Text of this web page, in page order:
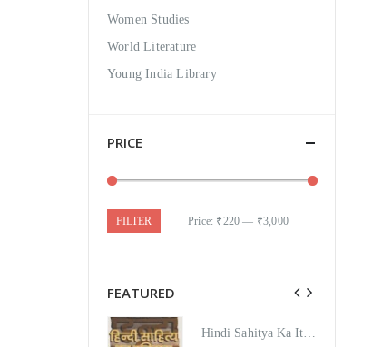
Women Studies
World Literature
Young India Library
PRICE
FILTER Price: ₹220 — ₹3,000
FEATURED
Hindi Sahitya Ka Itihas Bodhgamya Path